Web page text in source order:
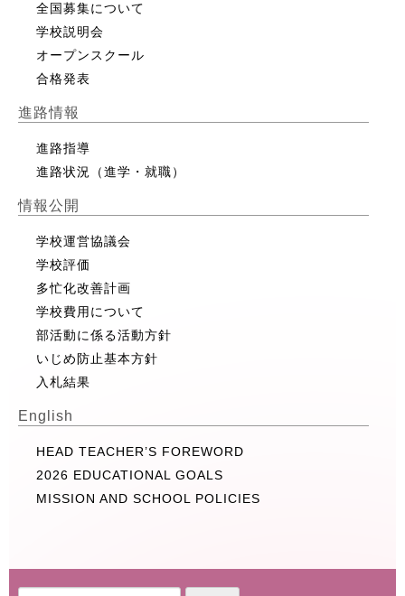
全国募集について
学校説明会
オープンスクール
合格発表
進路情報
進路指導
進路状況（進学・就職）
情報公開
学校運営協議会
学校評価
多忙化改善計画
学校費用について
部活動に係る活動方針
いじめ防止基本方針
入札結果
English
HEAD TEACHER’S FOREWORD
2026 EDUCATIONAL GOALS
MISSION AND SCHOOL POLICIES